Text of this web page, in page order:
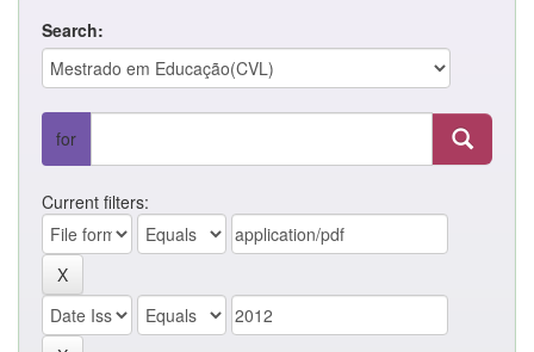
Search:
for
Current filters: